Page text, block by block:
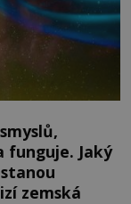
funguje. Jaký
zemská